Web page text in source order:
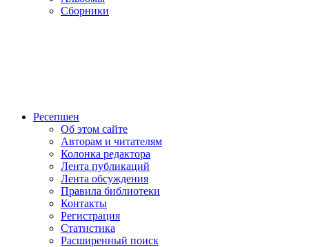
Сборники
Ресепшен
Об этом сайте
Авторам и читателям
Колонка редактора
Лента публикаций
Лента обсуждения
Правила библиотеки
Контакты
Регистрация
Статистика
Расширенный поиск